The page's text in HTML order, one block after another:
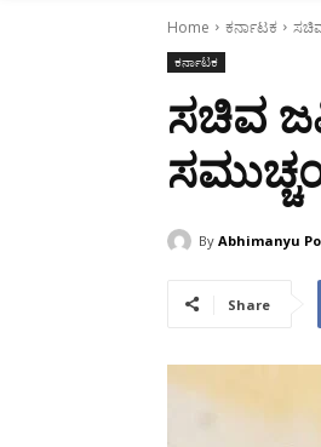
Home ಕರ್ನಾಟಕ
ಕರ್ನಾಟಕ
ಸಚಿವ
By Abhimanyu
Share